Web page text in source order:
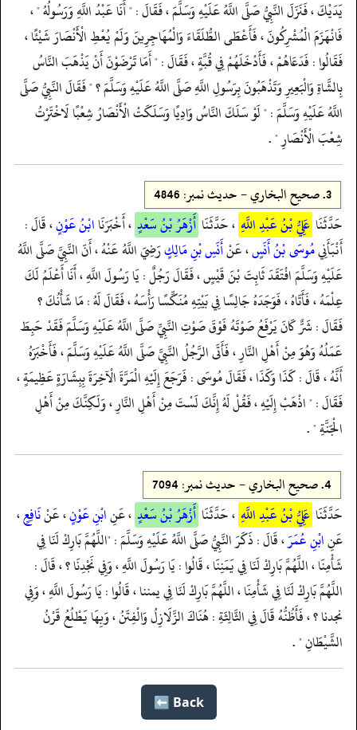
يَدَيْكَ ، فَنَزَلَ النَّبِيُّ صَلَّى اللَّهُ عَلَيْهِ وَسَلَّمَ ، فَقَالَ : " أَنَا عَبْدُ اللَّهِ وَرَسُولُهُ " ،
فَانْهَزَمَ الْمُشْرِكُونَ ، فَأَعْطَى الطُّلَقَاءَ وَالْمُهَاجِرِينَ وَلَمْ يُعْطِ الْأَنْصَارَ شَيْئًا ،
فَقَالُوا : فَدَعَاهُمْ ، فَأَدْخَلَهُمْ فِي قُبَّةٍ ، فَقَالَ : " أَمَا تَرْضَوْنَ أَنْ يَذْهَبَ النَّاسُ
بِالشَّاةِ وَالْبَعِيرِ وَتَذْهَبُونَ بِرَسُولِ اللَّهِ صَلَّى اللَّهُ عَلَيْهِ وَسَلَّمَ ؟ " فَقَالَ النَّبِيُّ صَلَّى
اللَّهُ عَلَيْهِ وَسَلَّمَ : " لَوْ سَلَكَ النَّاسُ وَادِيًا وَسَلَكَتْ الْأَنْصَارُ شِعْبًا لَاخْتَرْتُ
شِعْبَ الْأَنْصَارِ " .
3. صحيح البخاري - حدیث نمبر: 4846
حَدَّثَنَا عَلِيُّ بْنُ عَبْدِ اللَّهِ ، حَدَّثَنَا أَزْهَرُ بْنُ سَعْدٍ ، أَخْبَرَنَاابْنُ عَوْنٍ، قَالَ :
أَنْبَأَنِيمُوسَى بْنُ أَنَسٍ، عَنْأَنَسِ بْنِ مَالِكٍرَضِيَ اللَّهُ عَنْهُ ، أَنّ النَّبِيَّ صَلَّى اللَّهُ
عَلَيْهِ وَسَلَّمَ افْتَقَدَ ثَابِتَ بْنَ قَيْسٍ ، فَقَالَ رَجُلٌ : يَا رَسُولَ اللَّهِ ، أَنَا أَعْلَمُ لَكَ
عِلْمَهُ ، فَأَتَاهُ ، فَوَجَدَهُ جَالِسًا فِي بَيْتِهِ مُنَكِّسًا رَأْسَهُ ، فَقَالَ لَهُ : مَا شَأْنُكَ ؟
فَقَالَ : شَرٌّ كَانَ يَرْفَعُ صَوْتَهُ فَوْقَ صَوْتِ النَّبِيِّ صَلَّى اللَّهُ عَلَيْهِ وَسَلَّمَ فَقَدْ حَبِطَ
عَمَلُهُ وَهُوَ مِنْ أَهْلِ النَّارِ ، فَأَتَى الرَّجُلُ النَّبِيَّ صَلَّى اللَّهُ عَلَيْهِ وَسَلَّمَ ، فَأَخْبَرَهُ
أَنَّهُ ، قَالَ : كَذَا وَكَذَا ، فَقَالَ مُوسَى : فَرَجَعَ إِلَيْهِ الْمَرَّةَ الْآخِرَةَ بِبِشَارَةٍ عَظِيمَةٍ ،
فَقَالَ : " اذْهَبْ إِلَيْهِ ، فَقُلْ لَهُ إِنَّكَ لَسْتَ مِنْ أَهْلِ النَّارِ ، وَلَكِنَّكَ مِنْ أَهْلِ
الْجَنَّةِ " .
4. صحيح البخاري - حدیث نمبر: 7094
حَدَّثَنَا عَلِيُّ بْنُ عَبْدِ اللَّهِ ، حَدَّثَنَا أَزْهَرُ بْنُ سَعْدٍ ، عَنِابْنِ عَوْنٍ، عَنْنَافِعٍ،
عَنِابْنِ عُمَرَ، قَالَ : ذَكَرَ النَّبِيُّ صَلَّى اللَّهُ عَلَيْهِ وَسَلَّمَ : "اللَّهُمَّ بَارِكْ لَنَا فِي
شَأْمِنَا ، اللَّهُمَّ بَارِكْ لَنَا فِي يَمَنِنَا ، قَالُوا : يَا رَسُولَ اللَّهِ ، وَفِي نَجْدِنَا ؟ ، قَالَ :
اللَّهُمَّ بَارِكْ لَنَا فِي شَأْمِنَا ، اللَّهُمَّ بَارِكْ لَنَا فِي يمننا ، قَالُوا : يَا رَسُولَ اللَّهِ ، وَفِي
نجدنا ؟ ، فَأَظُنُّهُ قَالَ فِي الثَّالِثَةِ : هُنَاكَ الزَّلَازِلُ وَالْفِتَنُ ، وَبِهَا يَطْلُعُ قَرْنُ
الشَّيْطَانِ " .
Back ⬅️